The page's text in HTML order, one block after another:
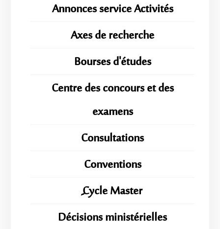
Annonces service Activités
Axes de recherche
Bourses d'études
Centre des concours et des
examens
Consultations
Conventions
ِِِCycle Master
Décisions ministérielles